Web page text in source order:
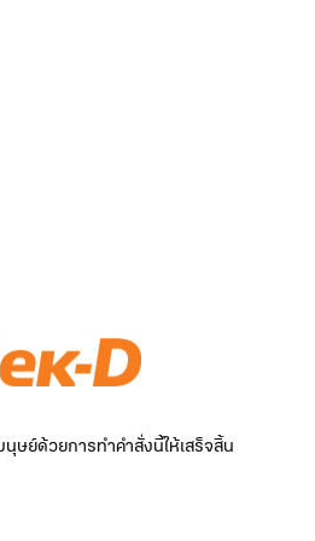
ษย์ด้วยการทำคำสั่งนี้ให้เสร็จสิ้น